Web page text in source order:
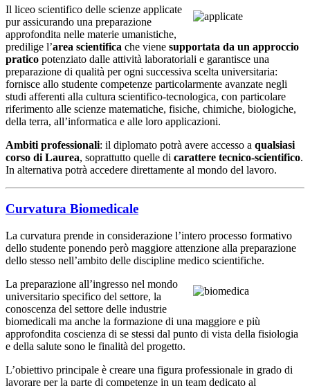
Il liceo scientifico delle scienze applicate
pur assicurando una preparazione
approfondita nelle materie umanistiche,
predilige l’area scientifica che viene supportata da un approccio
pratico potenziato dalle attività laboratoriali e garantisce una
preparazione di qualità per ogni successiva scelta universitaria:
fornisce allo studente competenze particolarmente avanzate negli
studi afferenti alla cultura scientifico-tecnologica, con particolare
riferimento alle scienze matematiche, fisiche, chimiche, biologiche,
della terra, all’informatica e alle loro applicazioni.
Ambiti professionali: il diplomato potrà avere accesso a qualsiasi
corso di Laurea, soprattutto quelle di carattere tecnico-scientifico.
In alternativa potrà accedere direttamente al mondo del lavoro.
Curvatura Biomedicale
La curvatura prende in considerazione l’intero processo formativo
dello studente ponendo però maggiore attenzione alla preparazione
dello stesso nell’ambito delle discipline medico scientifiche.
La preparazione all’ingresso nel mondo
universitario specifico del settore, la
conoscenza del settore delle industrie
biomedicali ma anche la formazione di una maggiore e più
approfondita coscienza di se stessi dal punto di vista della fisiologia
e della salute sono le finalità del progetto.
L’obiettivo principale è creare una figura professionale in grado di
lavorare per la parte di competenze in un team dedicato al